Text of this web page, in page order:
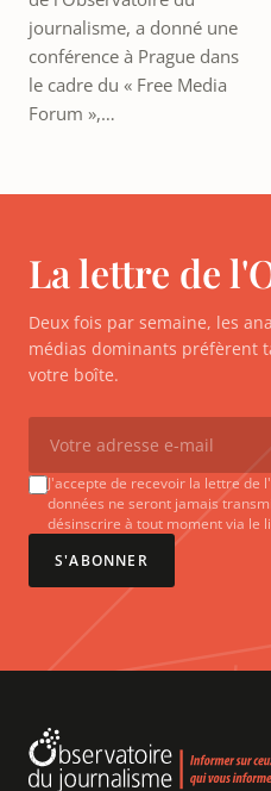
journalisme, a donné une
conférence à Prague dans
le cadre du « Free Media
Forum »,…
La lettre de
Deux fois par semaine, les
médias dominants préfèrent
votre boîte.
J'accepte de recevoir la lettre de
données ne seront jamais
désinscrire à tout moment via le
S'ABONNER